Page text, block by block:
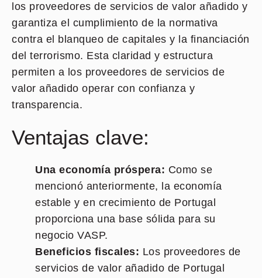
los proveedores de servicios de valor añadido y
garantiza el cumplimiento de la normativa
contra el blanqueo de capitales y la financiación
del terrorismo. Esta claridad y estructura
permiten a los proveedores de servicios de
valor añadido operar con confianza y
transparencia.
Ventajas clave:
Una economía próspera: Como se
mencionó anteriormente, la economía
estable y en crecimiento de Portugal
proporciona una base sólida para su
negocio VASP.
Beneficios fiscales: Los proveedores de
servicios de valor añadido de Portugal